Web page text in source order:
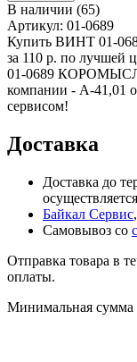
В наличии (65)
Артикул: 01-0689
Купить ВИНТ 01-
за 110 р. по лучшей
01-0689
компании - А-41,01
сервисом!
Доставка
Доставка до
Байкал Сервис,
Самовывоз со
Отправка товара в
оплаты.
Минимальная сумма